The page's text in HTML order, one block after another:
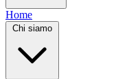
Home
Chi siamo